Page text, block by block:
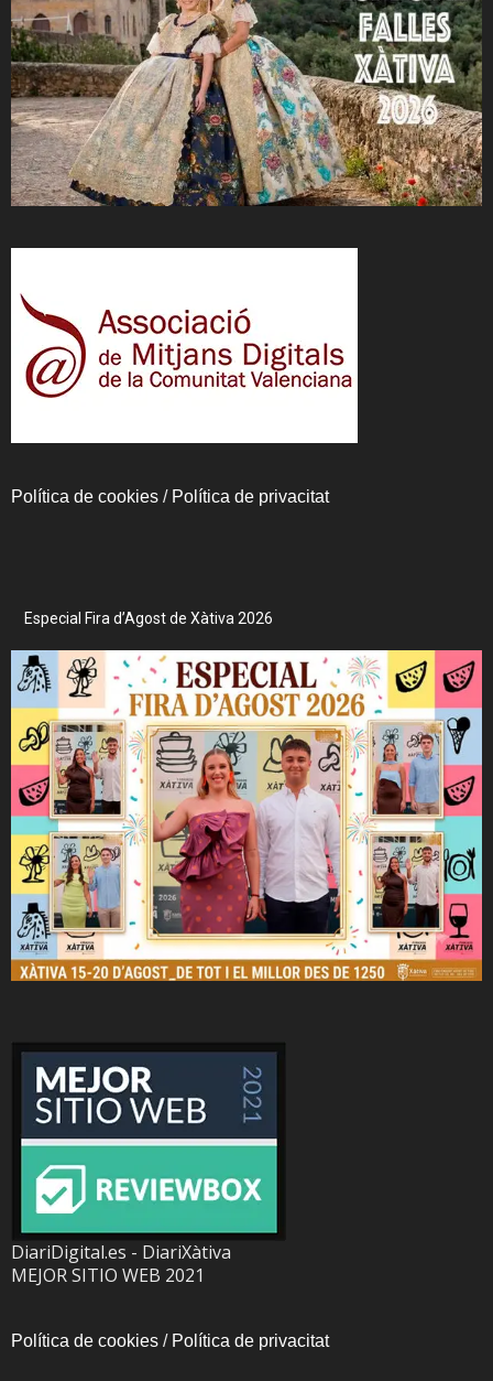
Política de cookies / Política de privacitat
Especial Fira d’Agost de Xàtiva 2026
DiariDigital.es - DiariXàtiva
MEJOR SITIO WEB 2021
Política de cookies / Política de privacitat